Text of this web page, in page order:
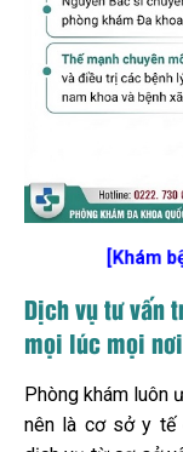
[Khám
Dịch vụ tư vấn
mọi lúc mọi nơi
Phòng khám luôn
nên là cơ sở y tế